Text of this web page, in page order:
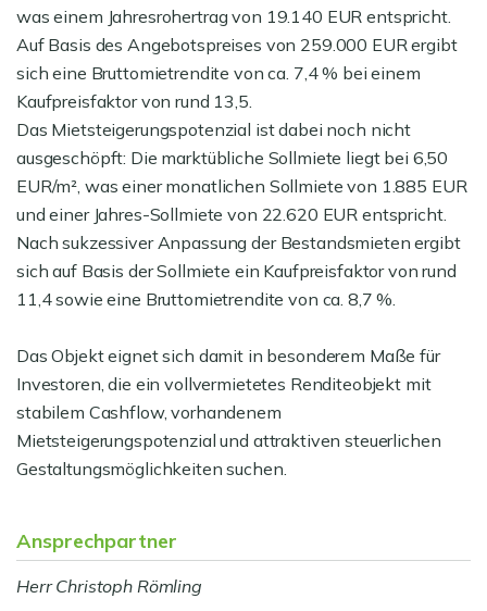
was einem Jahresrohertrag von 19.140 EUR entspricht.
Auf Basis des Angebotspreises von 259.000 EUR ergibt
sich eine Bruttomietrendite von ca. 7,4 % bei einem
Kaufpreisfaktor von rund 13,5.
Das Mietsteigerungspotenzial ist dabei noch nicht
ausgeschöpft: Die marktübliche Sollmiete liegt bei 6,50
EUR/m², was einer monatlichen Sollmiete von 1.885 EUR
und einer Jahres-Sollmiete von 22.620 EUR entspricht.
Nach sukzessiver Anpassung der Bestandsmieten ergibt
sich auf Basis der Sollmiete ein Kaufpreisfaktor von rund
11,4 sowie eine Bruttomietrendite von ca. 8,7 %.
Das Objekt eignet sich damit in besonderem Maße für
Investoren, die ein vollvermietetes Renditeobjekt mit
stabilem Cashflow, vorhandenem
Mietsteigerungspotenzial und attraktiven steuerlichen
Gestaltungsmöglichkeiten suchen.
Ansprechpartner
Herr Christoph Römling